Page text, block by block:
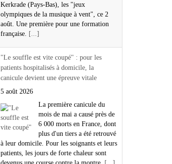
Kerkrade (Pays-Bas), les "jeux
olympiques de la musique à vent", ce 2
août. Une première pour une formation
française.
[...]
"Le souffle est vite coupé" : pour les
patients hospitalisés à domicile, la
canicule devient une épreuve vitale
5 août 2026
La première canicule du
mois de mai a causé près de
6 000 morts en France, dont
plus d'un tiers a été retrouvé
à leur domicile. Pour les soignants et leurs
patients, les jours de forte chaleur sont